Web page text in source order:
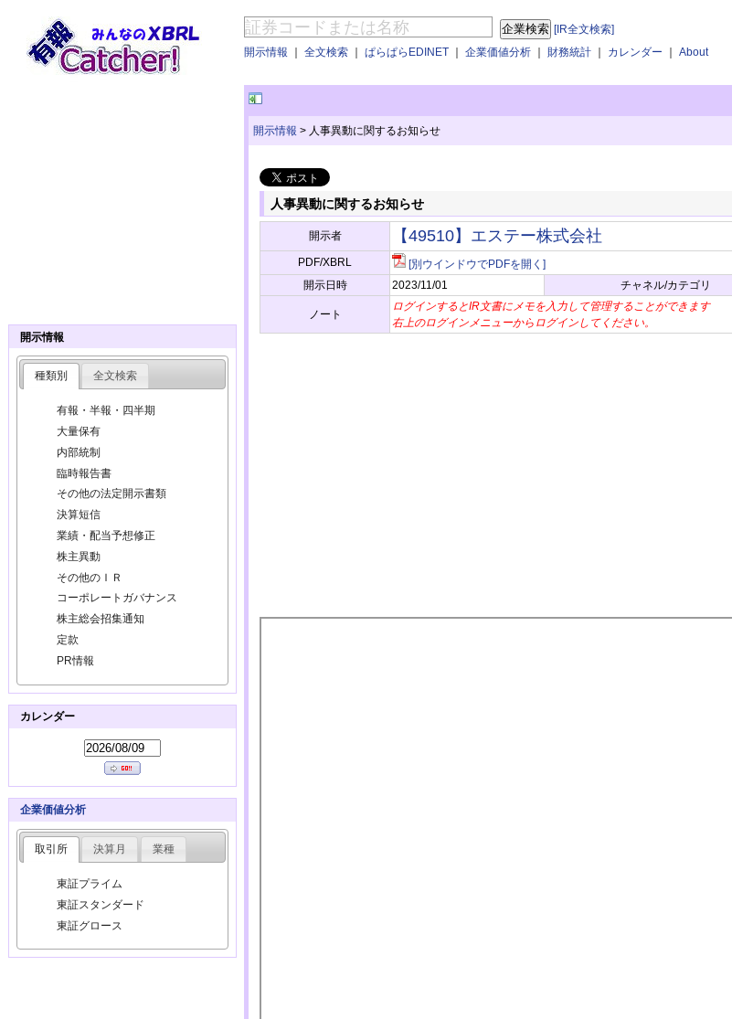
[IR全文検索]
開示情報 ｜ 全文検索 ｜ ぱらぱらEDINET ｜ 企業価値分析 ｜ 財務統計 ｜ カレンダー ｜ About
開示情報 > 人事異動に関するお知らせ
人事異動に関するお知らせ
開示者 【49510】エステー株式会社
PDF/XBRL
[別ウインドウでPDFを開く]
開示日時
2023/11/01 チャネル/カテゴリ
ノート
ログインするとIR文書にメモを入力して管理することができます
右上のログインメニューからログインしてください。
開示情報
種類別 全文検索
有報・半報・四半期
大量保有
内部統制
臨時報告書
その他の法定開示書類
決算短信
業績・配当予想修正
株主異動
その他のＩＲ
コーポレートガバナンス
株主総会招集通知
定款
PR情報
カレンダー
企業価値分析
取引所 決算月 業種
東証プライム
東証スタンダード
東証グロース